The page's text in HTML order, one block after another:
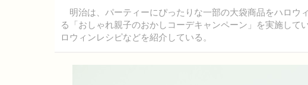
明治は、パーティーにぴったりな一部の大袋商品をハロウ
る「おしゃれ親子のおかしコーデキャンペーン」を実施して
ロウィンレシピなどを紹介している。